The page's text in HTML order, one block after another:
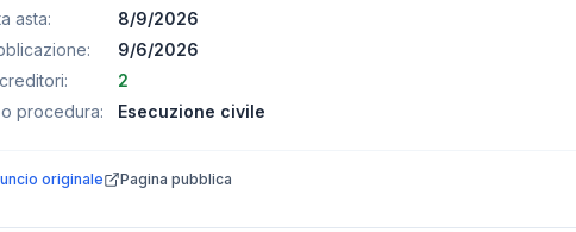
asta:
8/9/2026
:
9/6/2026
:
2
procedura: Esecuzione civile
originale Pagina pubblica